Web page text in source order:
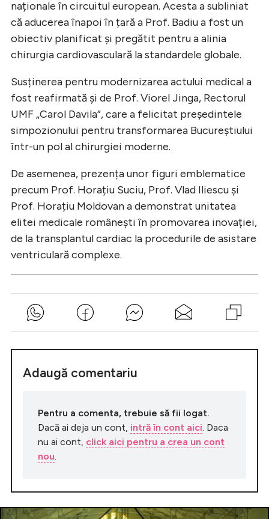
naționale în circuitul european. Acesta a subliniat
că aducerea înapoi în țară a Prof. Badiu a fost un
obiectiv planificat și pregătit pentru a alinia
chirurgia cardiovasculară la standardele globale.
Susținerea pentru modernizarea actului medical a
fost reafirmată și de Prof. Viorel Jinga, Rectorul
UMF „Carol Davila”, care a felicitat președintele
simpozionului pentru transformarea Bucureștiului
într-un pol al chirurgiei moderne.
De asemenea, prezența unor figuri emblematice
precum Prof. Horațiu Suciu, Prof. Vlad Iliescu și
Prof. Horațiu Moldovan a demonstrat unitatea
elitei medicale românești în promovarea inovației,
de la transplantul cardiac la procedurile de asistare
ventriculară complexe.
Adaugă comentariu
Pentru a comenta, trebuie să fii logat.
Dacă ai deja un cont, intră în cont aici . Daca
nu ai cont, click aici pentru a crea un cont
nou